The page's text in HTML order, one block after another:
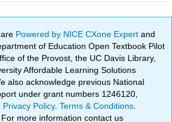
Powered by NICE CXone Expertand
of Education Open Textbook Pilot
of the Provost, the UC Davis Library,
Affordable Learning Solutions
also acknowledge previous National
under grant numbers 1246120,
Privacy Policy.Terms & Conditions
. For more information contact us